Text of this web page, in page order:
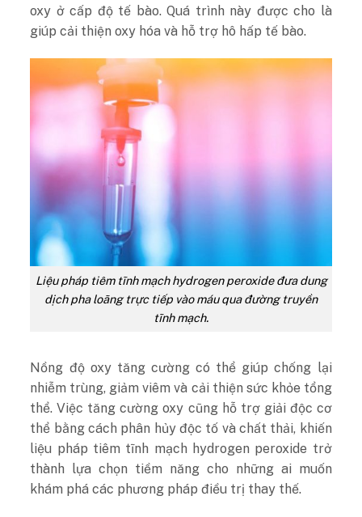
oxy ở cấp độ tế bào. Quá trình này được cho là
giúp cải thiện oxy hóa và hỗ trợ hô hấp tế bào.
Liệu pháp tiêm tĩnh mạch hydrogen peroxide đưa dung
dịch pha loãng trực tiếp vào máu qua đường truyền
tĩnh mạch.
Nồng độ oxy tăng cường có thể giúp chống lại
nhiễm trùng, giảm viêm và cải thiện sức khỏe tổng
thể. Việc tăng cường oxy cũng hỗ trợ giải độc cơ
thể bằng cách phân hủy độc tố và chất thải, khiến
liệu pháp tiêm tĩnh mạch hydrogen peroxide trở
thành lựa chọn tiềm năng cho những ai muốn
khám phá các phương pháp điều trị thay thế.